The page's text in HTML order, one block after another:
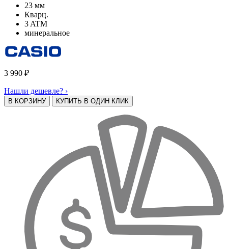
23 мм
Кварц.
3 ATM
минеральное
3 990 ₽
Нашли дешевле? ›
В КОРЗИНУ КУПИТЬ В ОДИН КЛИК